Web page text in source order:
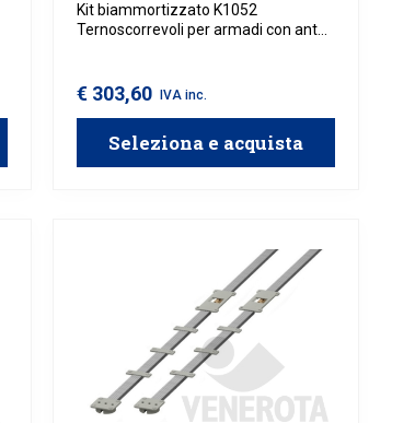
Kit biammortizzato K1052
Ternoscorrevoli per armadi con ante
superiore Comfort 2960 e binario
inferiore Comfort 1936
€ 303,60 IVA inc.
Seleziona e acquista